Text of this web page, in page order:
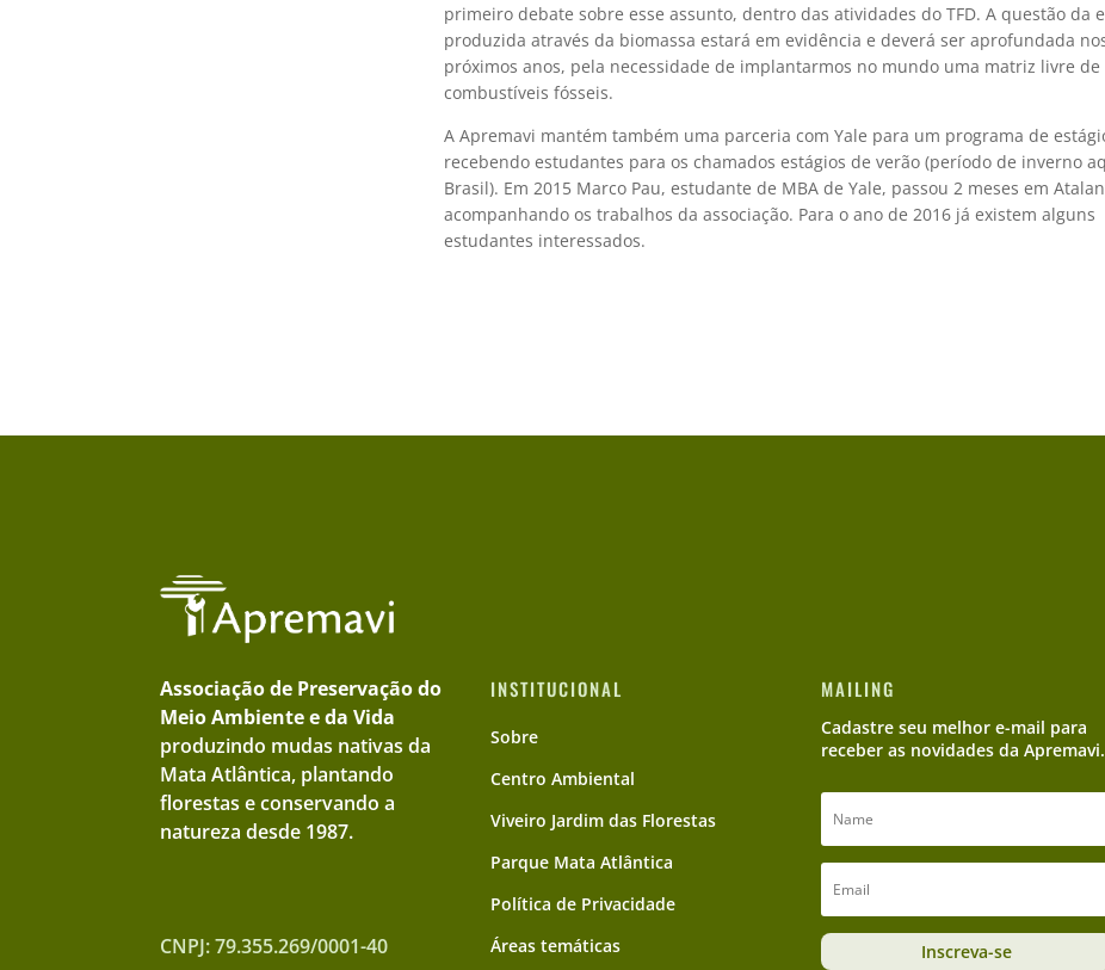
primeiro debate sobre esse assunto, dentro das atividades do TFD. A questão da
produzida através da biomassa estará em evidência e deverá ser aprofundada
próximos anos, pela necessidade de implantarmos no mundo uma matriz livre de
combustíveis fósseis.
A Apremavi mantém também uma parceria com Yale para um programa de
recebendo estudantes para os chamados estágios de verão (período de inverno
Brasil). Em 2015 Marco Pau, estudante de MBA de Yale, passou 2 meses em
acompanhando os trabalhos da associação. Para o ano de 2016 já existem alguns
estudantes interessados.
Associação de Preservação do
Meio Ambiente e da Vida
produzindo mudas nativas da
Mata Atlântica, plantando
florestas e conservando a
natureza desde 1987.
CNPJ: 79.355.269/0001-40
INSTITUCIONAL
Sobre
Centro Ambiental
Viveiro Jardim das Florestas
Parque Mata Atlântica
Política de Privacidade
Áreas temáticas
MAILING
Cadastre seu melhor e-mail para
receber as novidades da Apremavi.
Inscreva-se